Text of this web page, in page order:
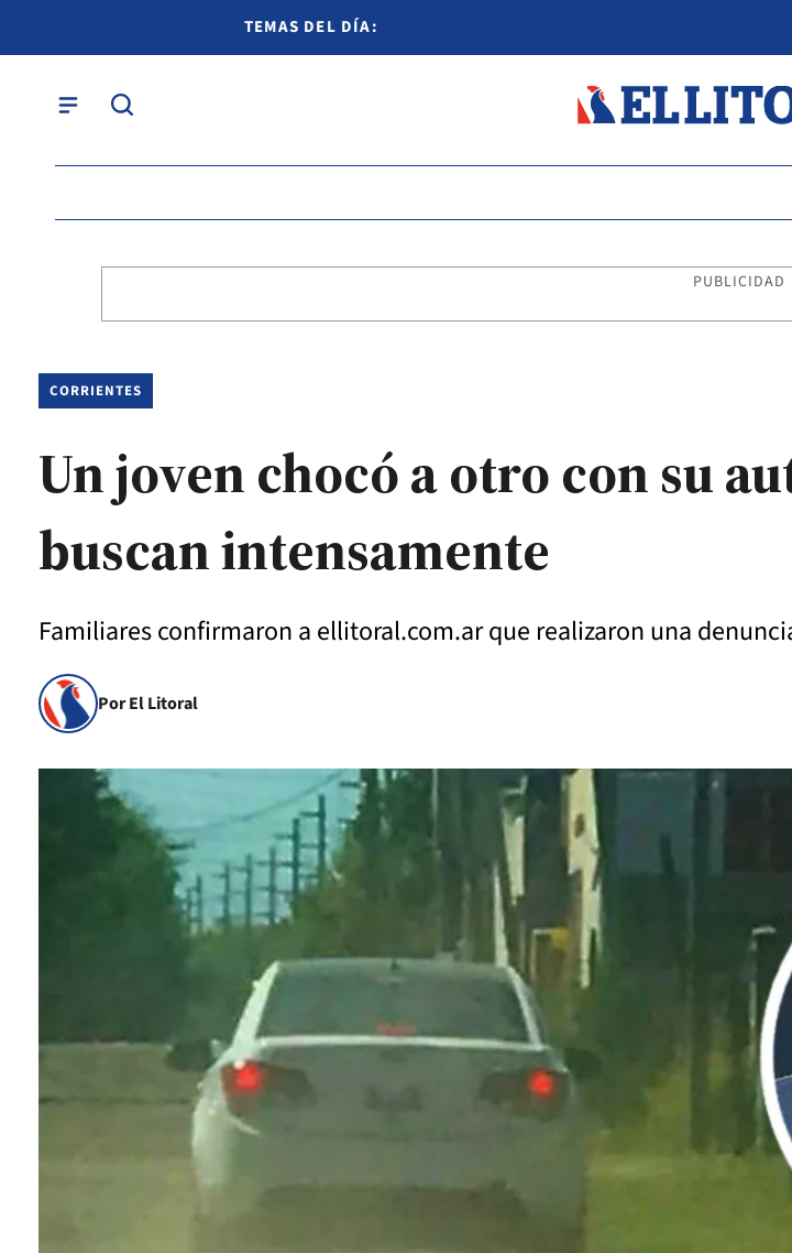
TEMAS DEL DÍA:
PUBLICIDAD
CORRIENTES
Un joven chocó a otro con su
buscan intensamente
Familiares confirmaron a ellitoral.com.ar que realizaron una
Por El Litoral